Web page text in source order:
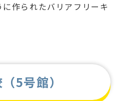
作られたバリアフリーキ
5号館）